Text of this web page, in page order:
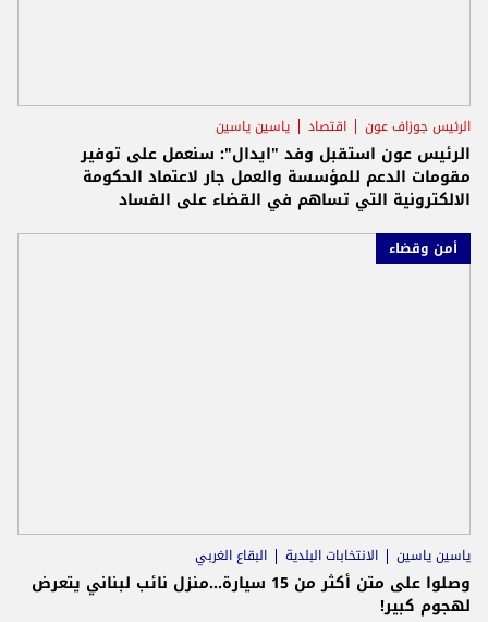
الرئيس جوزاف عون اقتصاد ياسين ياسين
الرئيس عون استقبل وفد "ايدال": سنعمل على توفير
مقومات الدعم للمؤسسة والعمل جار لاعتماد الحكومة
الالكترونية التي تساهم في القضاء على الفساد
أمن وقضاء
ياسين ياسين الانتخابات البلدية البقاع الغربي
وصلوا على متن أكثر من 15 سيارة...منزل نائب لبناني يتعرض
لهجوم كبير!